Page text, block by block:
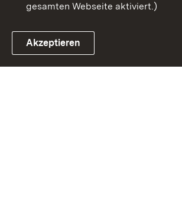
Link zum Landesportal
gesamten Webseite aktiviert.)
Akzeptieren